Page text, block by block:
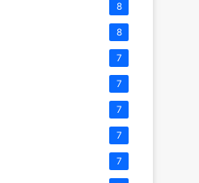
8
8
7
7
7
7
7